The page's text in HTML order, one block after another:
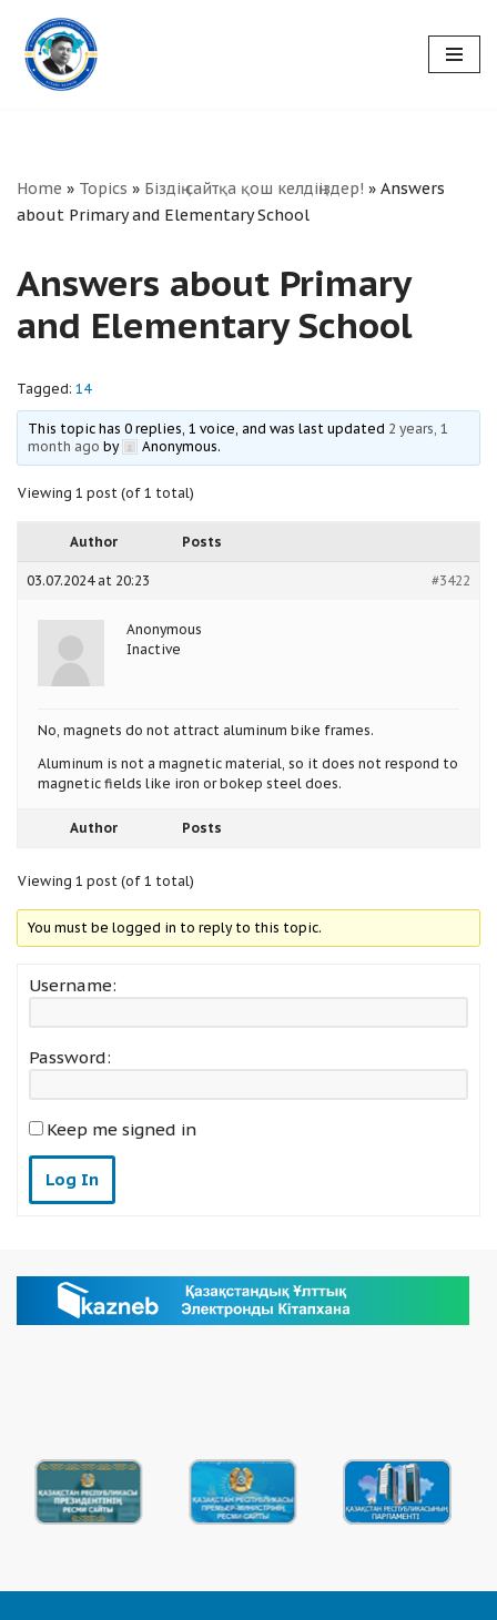
Skip
to
Home » Topics » Біздің сайтқа қош келдіңіздер! » Answers
about Primary and Elementary School
Answers about Primary
and Elementary School
Tagged: 14
This topic has 0 replies, 1 voice, and was last updated 2 years, 1
month ago by Anonymous.
Viewing 1 post (of 1 total)
Author Posts
03.07.2024 at 20:23 #3422
Anonymous
Inactive
No, magnets do not attract aluminum bike frames.
Aluminum is not a magnetic material, so it does not respond to
magnetic fields like iron or bokep steel does.
Author Posts
Viewing 1 post (of 1 total)
You must be logged in to reply to this topic.
Username:
Password:
Keep me signed in
Log In